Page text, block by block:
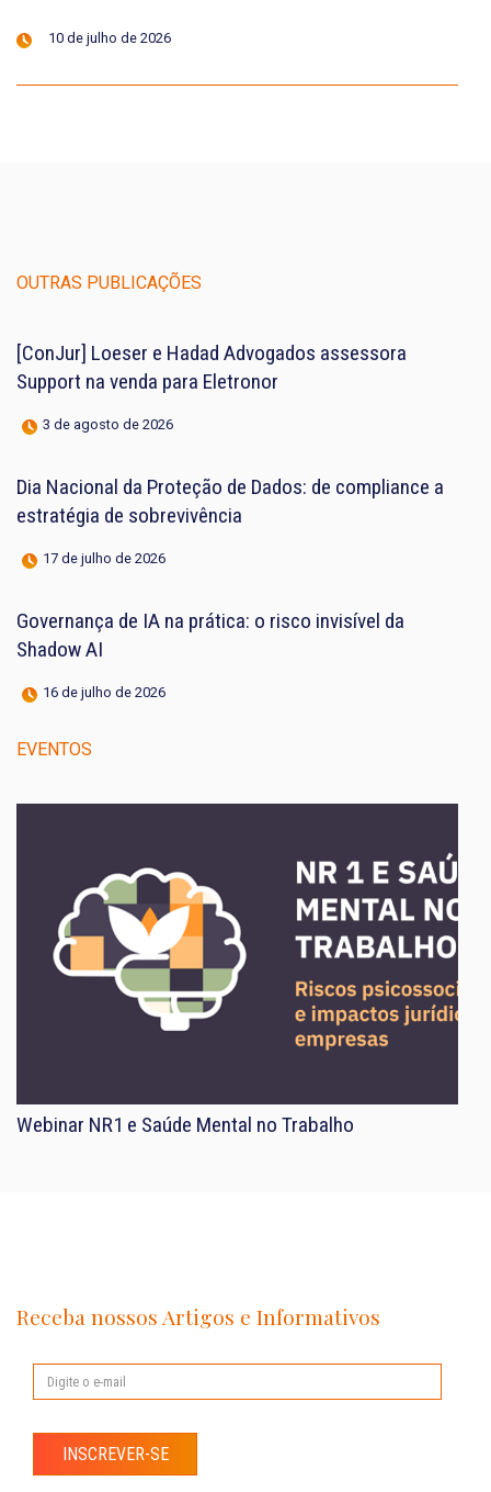
10 de julho de 2026
OUTRAS PUBLICAÇÕES
[ConJur] Loeser e Hadad Advogados assessora
Support na venda para Eletronor
3 de agosto de 2026
Dia Nacional da Proteção de Dados: de compliance a
estratégia de sobrevivência
17 de julho de 2026
Governança de IA na prática: o risco invisível da
Shadow AI
16 de julho de 2026
EVENTOS
Webinar NR1 e Saúde Mental no Trabalho
Receba nossos Artigos e Informativos
INSCREVER-SE